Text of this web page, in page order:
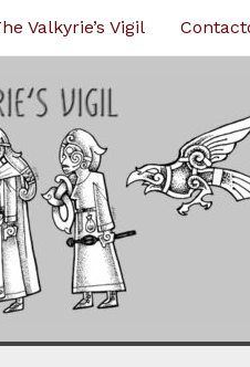
Valkyrie’s Vigil